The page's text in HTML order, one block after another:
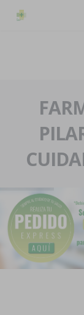
La farmacia
Nuestra
Nuestro
Eventos
Servicios y
Pedidos express
Blog
Contacto
Boletín